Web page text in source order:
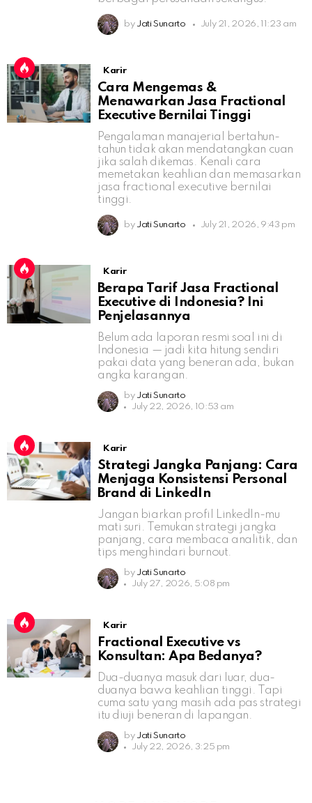
by Jati Sunarto July 21, 2026, 11:23 am
Karir
Cara Mengemas &
Menawarkan Jasa Fractional
Executive Bernilai Tinggi
Pengalaman manajerial bertahun-
tahun tidak akan mendatangkan cuan
jika salah dikemas. Kenali cara
memetakan keahlian dan memasarkan
jasa fractional executive bernilai
tinggi.
by Jati Sunarto July 21, 2026, 9:43 pm
Karir
Berapa Tarif Jasa Fractional
Executive di Indonesia? Ini
Penjelasannya
Belum ada laporan resmi soal ini di
Indonesia — jadi kita hitung sendiri
pakai data yang beneran ada, bukan
angka karangan.
by Jati Sunarto
July 22, 2026, 10:53 am
Karir
Strategi Jangka Panjang: Cara
Menjaga Konsistensi Personal
Brand di LinkedIn
Jangan biarkan profil LinkedIn-mu
mati suri. Temukan strategi jangka
panjang, cara membaca analitik, dan
tips menghindari burnout.
by Jati Sunarto
July 27, 2026, 5:08 pm
Karir
Fractional Executive vs
Konsultan: Apa Bedanya?
Dua-duanya masuk dari luar, dua-
duanya bawa keahlian tinggi. Tapi
cuma satu yang masih ada pas strategi
itu diuji beneran di lapangan.
by Jati Sunarto
July 22, 2026, 3:25 pm